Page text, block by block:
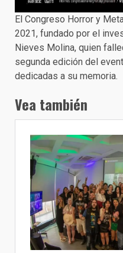
El Congreso Horror y
2021, fundado por el
Nieves Molina, quien
segunda edición del
dedicadas a su memoria.
Vea también